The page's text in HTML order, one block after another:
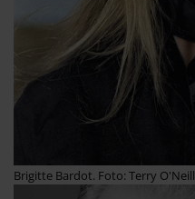
Brigitte Bardot. Foto: Terry O'Neill